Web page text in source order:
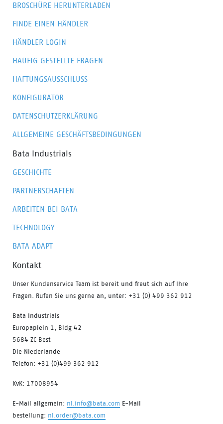
BROSCHÜRE HERUNTERLADEN
FINDE EINEN HÄNDLER
HÄNDLER LOGIN
HAÜFIG GESTELLTE FRAGEN
HAFTUNGSAUSSCHLUSS
KONFIGURATOR
DATENSCHUTZERKLÄRUNG
ALLGEMEINE GESCHÄFTSBEDINGUNGEN
Bata Industrials
GESCHICHTE
PARTNERSCHAFTEN
ARBEITEN BEI BATA
TECHNOLOGY
BATA ADAPT
Kontakt
Unser Kundenservice Team ist bereit und freut sich auf Ihre
Fragen. Rufen Sie uns gerne an, unter: +31 (0) 499 362 912
Bata Industrials
Europaplein 1, Bldg 42
5684 ZC Best
Die Niederlande
Telefon: +31 (0)499 362 912
KvK: 17008954
E-Mail allgemein: nl.info@bata.com E-Mail
bestellung: nl.order@bata.com